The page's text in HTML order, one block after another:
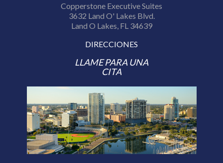
Copperstone Executive Suites
3632 Land O' Lakes Blvd.
Land O Lakes, FL 34639
DIRECCIONES
LLAME PARA UNA
CITA